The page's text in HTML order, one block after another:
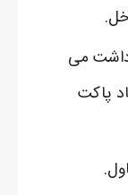
داشت می
پاکت